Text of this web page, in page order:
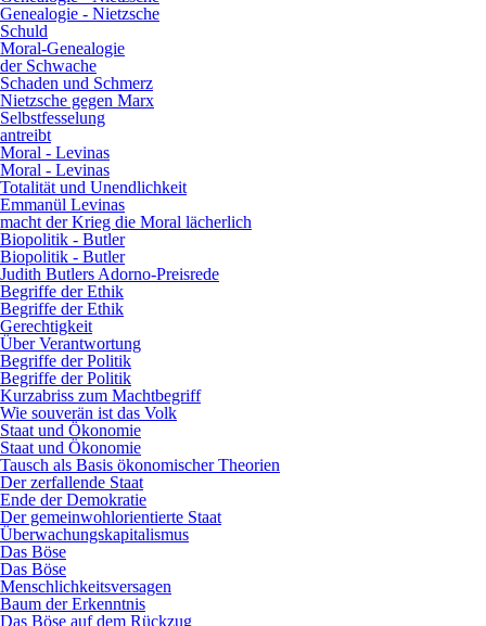
Genealogie - Nietzsche
Schuld
Moral-Genealogie
der Schwache
Schaden und Schmerz
Nietzsche gegen Marx
Selbstfesselung
antreibt
Moral - Levinas
Moral - Levinas
Totalität und Unendlichkeit
Emmanül Levinas
macht der Krieg die Moral lächerlich
Biopolitik - Butler
Biopolitik - Butler
Judith Butlers Adorno-Preisrede
Begriffe der Ethik
Begriffe der Ethik
Gerechtigkeit
Über Verantwortung
Begriffe der Politik
Begriffe der Politik
Kurzabriss zum Machtbegriff
Wie souverän ist das Volk
Staat und Ökonomie
Staat und Ökonomie
Tausch als Basis ökonomischer Theorien
Der zerfallende Staat
Ende der Demokratie
Der gemeinwohlorientierte Staat
Überwachungskapitalismus
Das Böse
Das Böse
Menschlichkeitsversagen
Baum der Erkenntnis
Das Böse auf dem Rückzug